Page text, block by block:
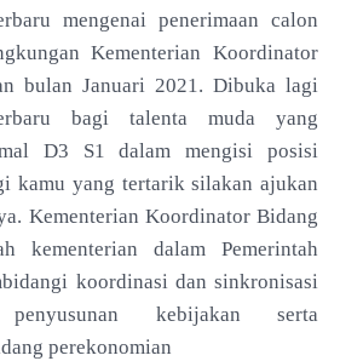
mengenai penerimaan calon
Kementerian Koordinator
bulan Januari 2021. Dibuka lagi
bagi talenta muda yang
D3 S1 dalam mengisi posisi
kamu yang tertarik silakan ajukan
Kementerian Koordinator Bidang
kementerian dalam Pemerintah
koordinasi dan sinkronisasi
kebijakan serta
perekonomian